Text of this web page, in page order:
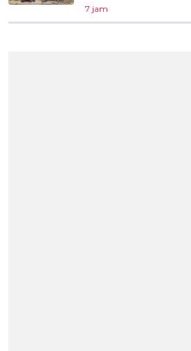
7 jam